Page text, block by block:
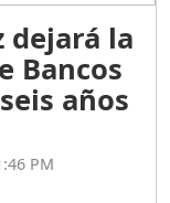
dejará la
Bancos
años
PM